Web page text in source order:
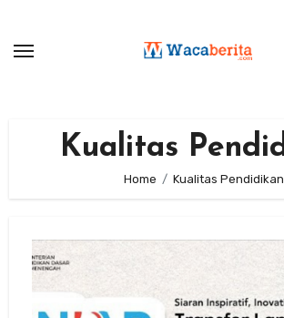
content
Kualitas
Home Kualitas Pendidikan